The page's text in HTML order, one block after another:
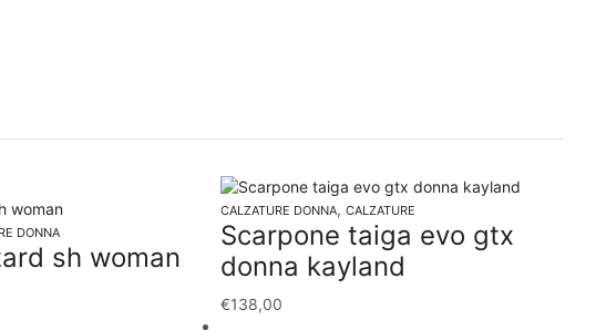
DONNA
sh woman
CALZATURE DONNA, CALZATURE
Scarpone taiga evo gtx
donna kayland
€138,00